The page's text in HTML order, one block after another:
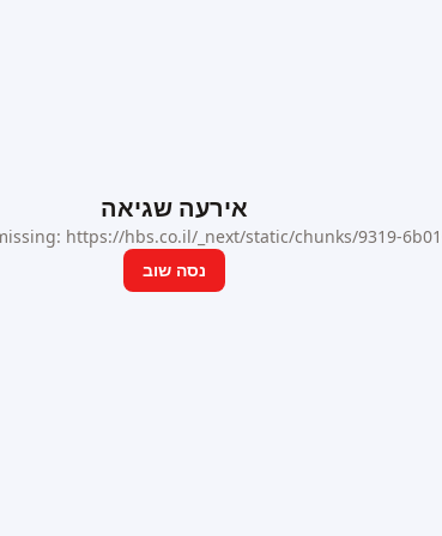
אירעה שגיאה
https://hbs.co.il/_next/static/chunks/9319-
נסה שוב